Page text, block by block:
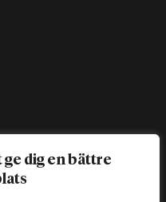
dig en bättre